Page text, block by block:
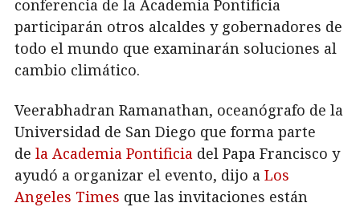
conferencia de la Academia Pontificia
participarán otros alcaldes y gobernadores de
todo el mundo que examinarán soluciones al
cambio climático.
Veerabhadran Ramanathan, oceanógrafo de la
Universidad de San Diego que forma parte
de la Academia Pontificia del Papa Francisco y
ayudó a organizar el evento, dijo a Los
Angeles Times que las invitaciones están